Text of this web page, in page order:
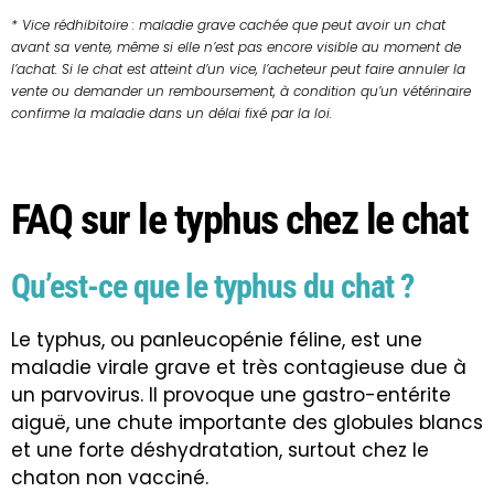
* Vice rédhibitoire : maladie grave cachée que peut avoir un chat
avant sa vente, même si elle n’est pas encore visible au moment de
l’achat. Si le chat est atteint d’un vice, l’acheteur peut faire annuler la
vente ou demander un remboursement, à condition qu’un vétérinaire
confirme la maladie dans un délai fixé par la loi.
FAQ sur le typhus chez le chat
Qu’est-ce que le typhus du chat ?
Le typhus, ou panleucopénie féline, est une
maladie virale grave et très contagieuse due à
un parvovirus. Il provoque une gastro-entérite
aiguë, une chute importante des globules blancs
et une forte déshydratation, surtout chez le
chaton non vacciné.